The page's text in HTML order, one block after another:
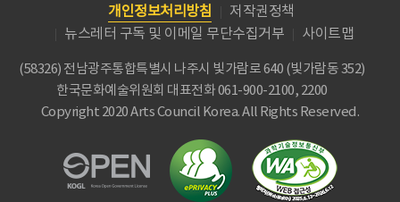
개인정보처리방침
저작권정책
뉴스레터 구독 및 이메일 무단수집거부
사이트맵
(58326) 전남광주통합특별시 나주시 빛가람로 640 (빛가람동 352)
한국문화예술위원회 대표전화 061-900-2100, 2200
Copyright 2020 Arts Council Korea. All Rights Reserved.